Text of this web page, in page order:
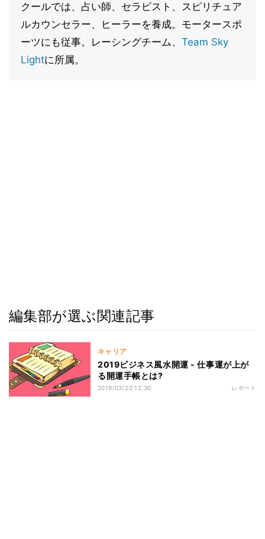
クールでは、占い師、セラピスト、スピリチュア
ルカウンセラー、ヒーラーを養成。モータースポ
ーツにも従事。レーシングチーム、 Team Sky
Lightに所属。
編集部が選ぶ関連記事
キャリア
2019ビジネス風水開運 - 仕事運が上が
る開運手帳とは?
2019/03/20 12:30 レポート